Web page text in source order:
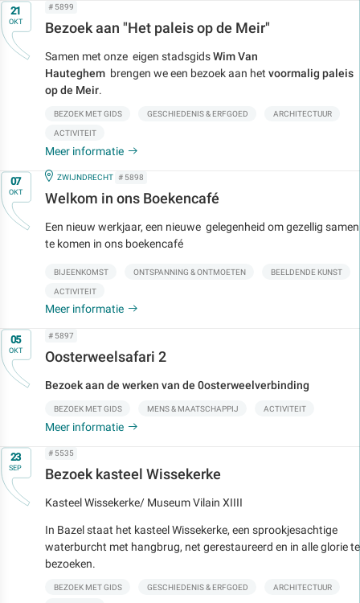
Op21
OKT
# 5899
Bezoek aan "Het paleis op de Meir"
Samen met onze eigen stadsgidsWim Van
Hauteghem brengen we een bezoek aan het voormalig paleis
op de Meir.
BEZOEK MET GIDS GESCHIEDENIS & ERFGOED ARCHITECTUUR
ACTIVITEIT
Meer informatie
Op07
OKT
IN
ZWIJNDRECHT # 5898
Welkom in ons Boekencafé
Een nieuw werkjaar, een nieuwe gelegenheid om gezellig samen
te komen in ons boekencafé
BIJEENKOMST ONTSPANNING & ONTMOETEN BEELDENDE KUNST
ACTIVITEIT
Meer informatie
Op05
OKT
# 5897
Oosterweelsafari 2
Bezoek aan de werken van de 0osterweelverbinding
BEZOEK MET GIDS MENS & MAATSCHAPPIJ ACTIVITEIT
Meer informatie
Op23
SEP
# 5535
Bezoek kasteel Wissekerke
Kasteel Wissekerke/ Museum Vilain XIIII
In Bazel staat het kasteel Wissekerke, een sprookjesachtige
waterburcht met hangbrug, net gerestaureerd en in alle glorie te
bezoeken.
BEZOEK MET GIDS GESCHIEDENIS & ERFGOED ARCHITECTUUR